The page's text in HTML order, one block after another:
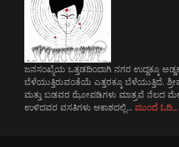
ಜನಸಂಖ್ಯೆಯ ಒತ್ತಡದಿಂದಾಗಿ ನಗರ ಉದ್ದಕ್ಕೂ
ಬೆಳೆಯುತ್ತಿರುವಂತೆಯೆ ಎತ್ತರಕ್ಕೂ ಬೆಳೆಯುತ್ತಿದೆ.
ಮತ್ತು ಬಡವರ ಝೋಪಡಿಗಳು ಮಾತ್ರವೆ ನೆಲದ
ಉಳಿದವರ ವಸತಿಗಳು ಆಕಾಶದಲ್ಲಿ… ಮುಂದೆ ಓದಿ…